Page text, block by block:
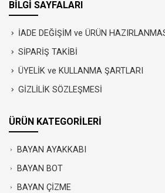
BİLGİ SAYFALARI
İADE DEĞİŞİM ve ÜRÜN
SİPARİŞ TAKİBİ
ÜYELİK ve KULLANMA ŞARTLARI
GİZLİLİK SÖZLEŞMESİ
ÜRÜN KATEGORİLERİ
BAYAN AYAKKABI
BAYAN BOT
BAYAN ÇİZME